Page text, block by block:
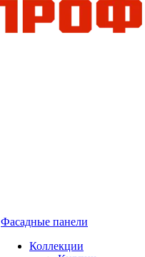
Фасадные панели
Коллекции